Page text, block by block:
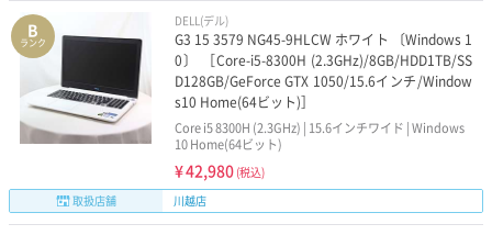
B
ランク
DELL(デル)
G3 15 3579 NG45-9HLCW ホワイト 〔Windows 1
0〕 ［Core-i5-8300H (2.3GHz)/8GB/HDD1TB/SS
D128GB/GeForce GTX 1050/15.6インチ/Window
s10 Home(64ビット)］
Core i5 8300H (2.3GHz) | 15.6インチワイド | Windows
10 Home(64ビット)
¥42,980 (税込)
取扱店舗
川越店